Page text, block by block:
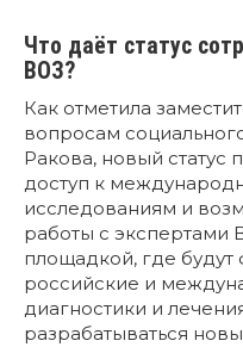
Что даёт статус
ВОЗ?
Как отметила
вопросам
Ракова, новый
доступ к
исследованиям и
работы с экспертами
площадкой, где
российские и
диагностики и
разрабатываться